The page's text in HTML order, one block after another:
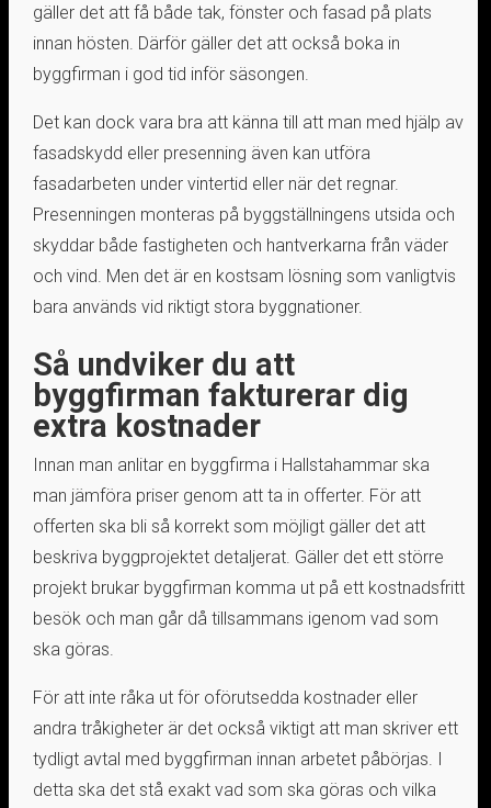
gäller det att få både tak, fönster och fasad på plats
innan hösten. Därför gäller det att också boka in
byggfirman i god tid inför säsongen.
Det kan dock vara bra att känna till att man med hjälp av
fasadskydd eller presenning även kan utföra
fasadarbeten under vintertid eller när det regnar.
Presenningen monteras på byggställningens utsida och
skyddar både fastigheten och hantverkarna från väder
och vind. Men det är en kostsam lösning som vanligtvis
bara används vid riktigt stora byggnationer.
Så undviker du att
byggfirman fakturerar dig
extra kostnader
Innan man anlitar en byggfirma i Hallstahammar ska
man jämföra priser genom att ta in offerter. För att
offerten ska bli så korrekt som möjligt gäller det att
beskriva byggprojektet detaljerat. Gäller det ett större
projekt brukar byggfirman komma ut på ett kostnadsfritt
besök och man går då tillsammans igenom vad som
ska göras.
För att inte råka ut för oförutsedda kostnader eller
andra tråkigheter är det också viktigt att man skriver ett
tydligt avtal med byggfirman innan arbetet påbörjas. I
detta ska det stå exakt vad som ska göras och vilka